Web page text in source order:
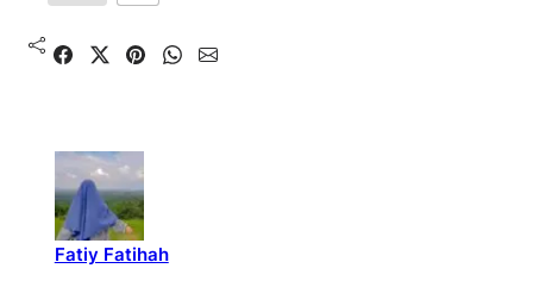
Shared Share on X Pin It Send on WhatsApp Send on Email
Fatiy Fatihah